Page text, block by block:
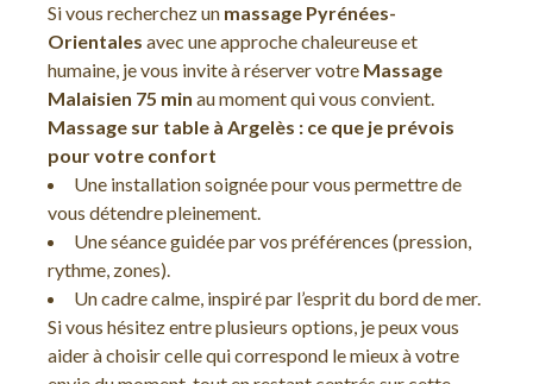
Si vous recherchez un massage Pyrénées-
Orientales avec une approche chaleureuse et
humaine, je vous invite à réserver votre Massage
Malaisien 75 min au moment qui vous convient.
Massage sur table à Argelès : ce que je prévois
pour votre confort
Une installation soignée pour vous permettre de
vous détendre pleinement.
Une séance guidée par vos préférences (pression,
rythme, zones).
Un cadre calme, inspiré par l’esprit du bord de mer.
Si vous hésitez entre plusieurs options, je peux vous
aider à choisir celle qui correspond le mieux à votre